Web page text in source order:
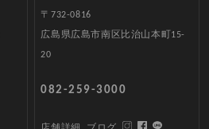
〒732-0816
広島県広島市南区比治山本町15-
20
082-259-3000